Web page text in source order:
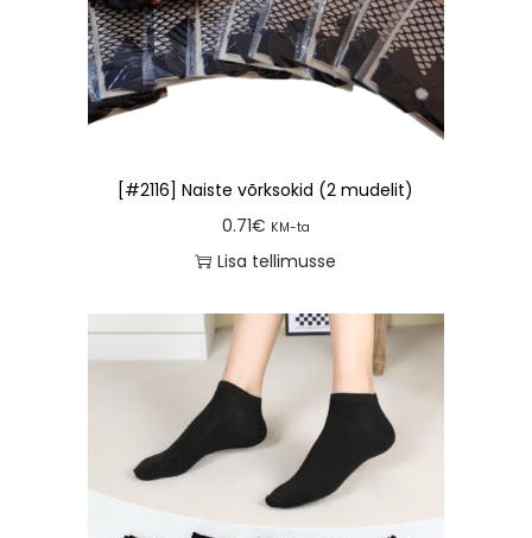
[#2116] Naiste võrksokid (2 mudelit)
0.71€ KM-ta
Lisa tellimusse